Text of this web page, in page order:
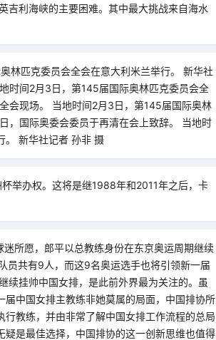
吉利海峡的主要困难。其中最大挑战来自海水
林匹克委员会全会在意大利米兰举行。 新华社
时间2月3日，第145届国际奥林匹克委员会全
会现场。 当地时间2月3日，第145届国际奥林
，国际奥委会委员于再清在会上致辞。 当地时
。 新华社记者 孙非 摄
举办权。这将是继1988年和2011年之后，卡
所愿，郎平以总教练身份在东京奥运周期继续
员共有9人，而这9名奥运选手也将引领新一届
续挂帅中国女排，是此前外界最为关注的。虽
中国女排主教练非她莫属的局面，中国排协所
教练，并由非常了解中国女排工作流程的总局
是最佳选择，中国排协的这一创新思维也值得